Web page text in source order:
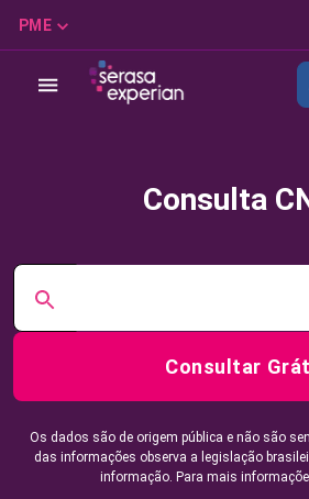
PME
Consulta
Consultar
Os dados são de origem pública e não são
das informações observa a legislação
informação. Para mais